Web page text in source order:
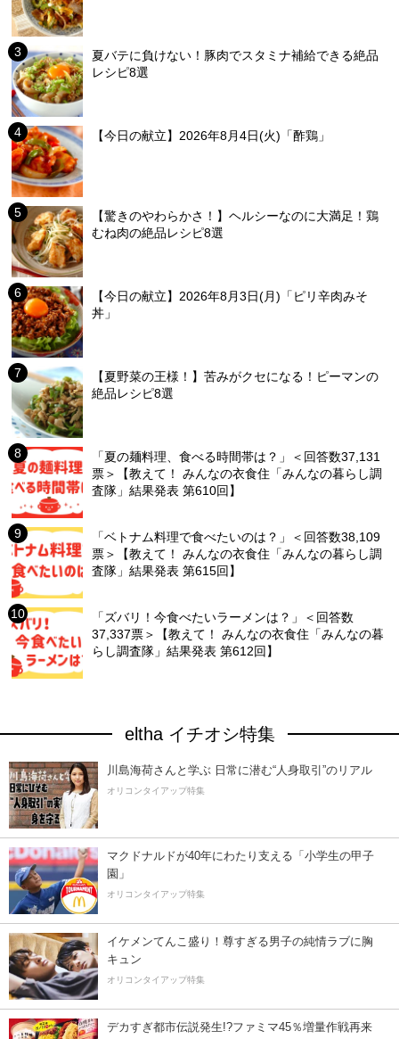
夏バテに負けない！豚肉でスタミナ補給できる絶品
レシピ8選
【今日の献立】2026年8月4日(火)「酢鶏」
【驚きのやわらかさ！】ヘルシーなのに大満足！鶏
むね肉の絶品レシピ8選
【今日の献立】2026年8月3日(月)「ピリ辛肉みそ
丼」
【夏野菜の王様！】苦みがクセになる！ピーマンの
絶品レシピ8選
「夏の麺料理、食べる時間帯は？」＜回答数37,131
票＞【教えて！ みんなの衣食住「みんなの暮らし調
査隊」結果発表 第610回】
「ベトナム料理で食べたいのは？」＜回答数38,109
票＞【教えて！ みんなの衣食住「みんなの暮らし調
査隊」結果発表 第615回】
「ズバリ！今食べたいラーメンは？」＜回答数
37,337票＞【教えて！ みんなの衣食住「みんなの暮
らし調査隊」結果発表 第612回】
eltha イチオシ特集
川島海荷さんと学ぶ 日常に潜む“人身取引”のリアル
オリコンタイアップ特集
マクドナルドが40年にわたり支える「小学生の甲子
園」
オリコンタイアップ特集
イケメンてんこ盛り！尊すぎる男子の純情ラブに胸
キュン
オリコンタイアップ特集
デカすぎ都市伝説発生!?ファミマ45％増量作戦再来